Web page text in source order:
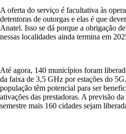
A oferta do serviço é facultativa às
detentoras de outorgas e elas é que
Anatel. Isso se dá porque a obrigação
nessas localidades ainda termina em
Até agora, 140 municípios foram
da faixa de 3,5 GHz por estações do
população têm potencial para ser
ativações das prestadoras. A previsão
semestre mais 160 cidades sejam